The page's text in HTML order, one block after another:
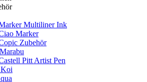
Multiliner Ink
Marker
Zubehör
Pitt Artist Pen